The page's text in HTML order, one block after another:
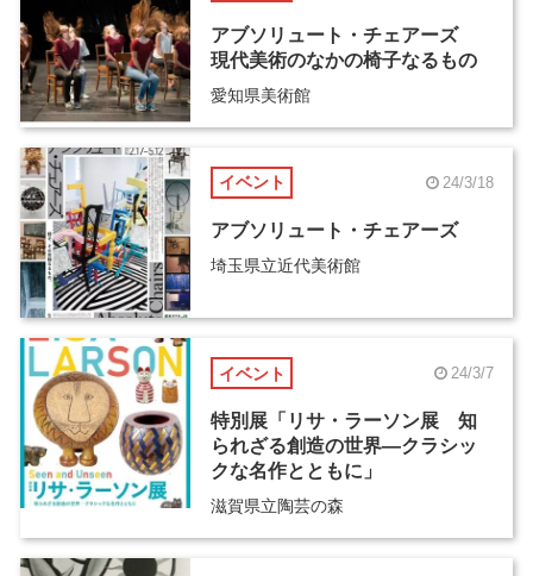
アブソリュート・チェアーズ
現代美術のなかの椅子なるもの
愛知県美術館
イベント 24/3/18
アブソリュート・チェアーズ
埼玉県立近代美術館
イベント 24/3/7
特別展「リサ・ラーソン展 知
られざる創造の世界―クラシッ
クな名作とともに」
滋賀県立陶芸の森